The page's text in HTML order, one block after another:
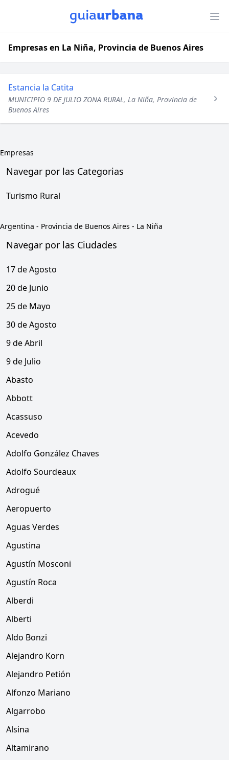
Empresas en La Niña, Provincia de Buenos Aires
Estancia la Catita
MUNICIPIO 9 DE JULIO ZONA RURAL, La Niña, Provincia de
Buenos Aires
Empresas
Navegar por las Categorias
Turismo Rural
Argentina - Provincia de Buenos Aires - La Niña
Navegar por las Ciudades
17 de Agosto
20 de Junio
25 de Mayo
30 de Agosto
9 de Abril
9 de Julio
Abasto
Abbott
Acassuso
Acevedo
Adolfo González Chaves
Adolfo Sourdeaux
Adrogué
Aeropuerto
Aguas Verdes
Agustina
Agustín Mosconi
Agustín Roca
Alberdi
Alberti
Aldo Bonzi
Alejandro Korn
Alejandro Petión
Alfonzo Mariano
Algarrobo
Alsina
Altamirano